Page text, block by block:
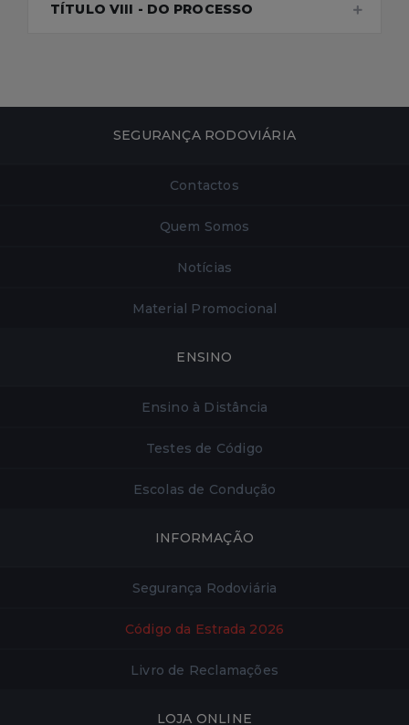
TÍTULO VIII - DO PROCESSO
SEGURANÇA RODOVIÁRIA
Contactos
Quem Somos
Notícias
Material Promocional
ENSINO
Ensino à Distância
Testes de Código
Escolas de Condução
INFORMAÇÃO
Segurança Rodoviária
Código da Estrada 2026
Livro de Reclamações
LOJA ONLINE